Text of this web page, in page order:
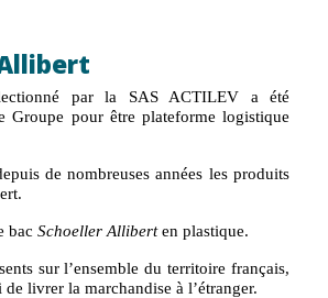
par la SAS ACTILEV a été
Groupe pour être plateforme logistique
de nombreuses années les produits
bac Schoeller Alliberten plastique.
sur l’ensemble du territoire français,
livrer la marchandise à l’étranger.